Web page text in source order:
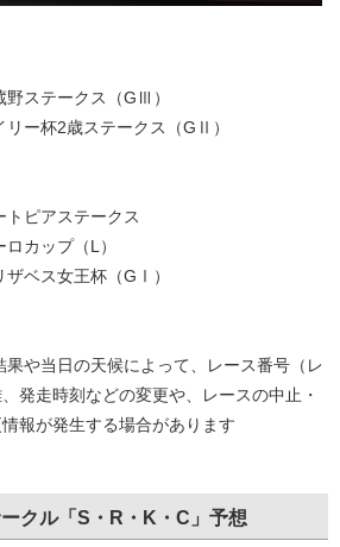
ステークス（GⅢ）
ー杯2歳ステークス（GⅡ）
ピアステークス
カップ（L）
ベス女王杯（GⅠ）
や当日の天候によって、レース番号（レ
発走時刻などの変更や、レースの中止・
報が発生する場合があります
クル「S・R・K・C」予想